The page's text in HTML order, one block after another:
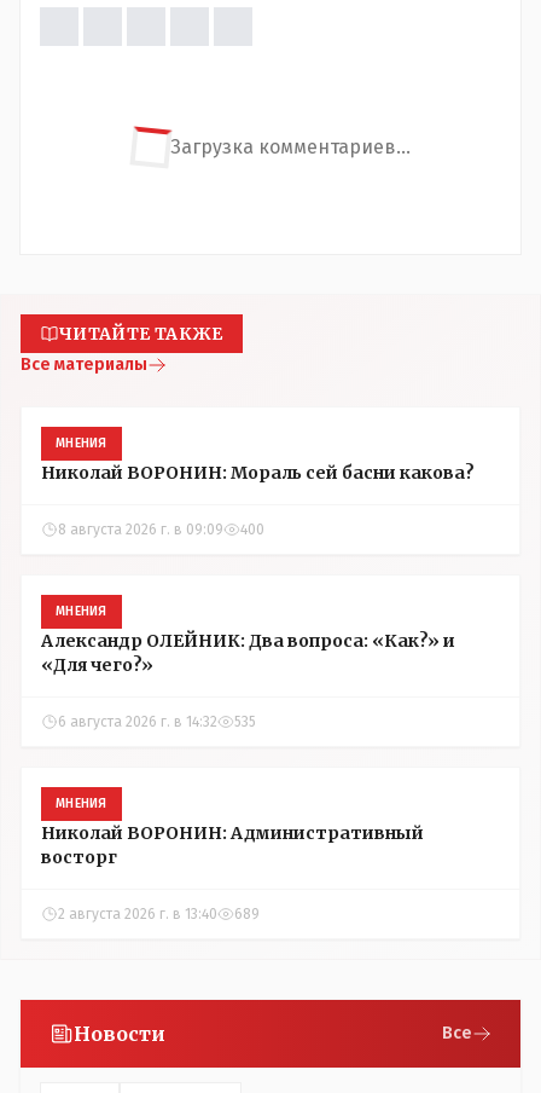
Загрузка комментариев...
ЧИТАЙТЕ ТАКЖЕ
Все материалы
МНЕНИЯ
Николай ВОРОНИН: Мораль сей басни какова?
8 августа 2026 г. в 09:09 400
МНЕНИЯ
Александр ОЛЕЙНИК: Два вопроса: «Как?» и
«Для чего?»
6 августа 2026 г. в 14:32 535
МНЕНИЯ
Николай ВОРОНИН: Административный
восторг
2 августа 2026 г. в 13:40 689
Новости Все